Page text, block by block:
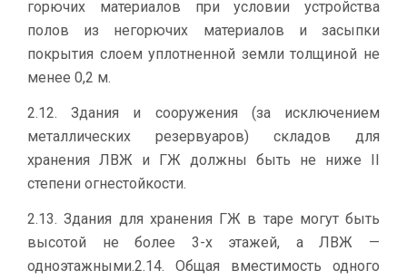
горючих материалов при условии устройства
полов из негорючих материалов и засыпки
покрытия слоем уплотненной земли толщиной не
менее 0,2 м.
2.12. Здания и сооружения (за исключением
металлических резервуаров) складов для
хранения ЛВЖ и ГЖ должны быть не ниже II
степени огнестойкости.
2.13. Здания для хранения ГЖ в таре могут быть
высотой не более 3-х этажей, а ЛВЖ —
одноэтажными.2.14. Общая вместимость одного